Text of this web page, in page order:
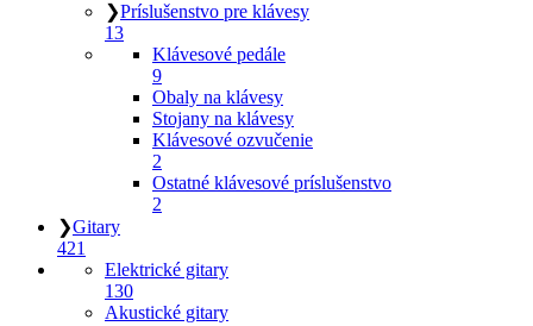
❯Príslušenstvo pre klávesy
13
Klávesové pedále
9
Obaly na klávesy
Stojany na klávesy
Klávesové ozvučenie
2
Ostatné klávesové príslušenstvo
2
❯Gitary
421
Elektrické gitary
130
Akustické gitary